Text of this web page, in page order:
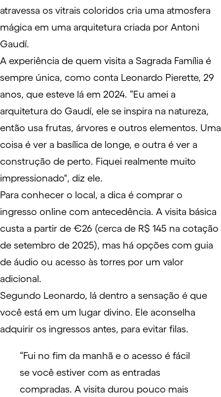
atravessa os vitrais coloridos cria uma atmosfera
mágica em uma arquitetura criada por Antoni
Gaudí.
A experiência de quem visita a Sagrada Família é
sempre única, como conta Leonardo Pierette, 29
anos, que esteve lá em 2024. “Eu amei a
arquitetura do Gaudí, ele se inspira na natureza,
então usa frutas, árvores e outros elementos. Uma
coisa é ver a basílica de longe, e outra é ver a
construção de perto. Fiquei realmente muito
impressionado", diz ele.
Para conhecer o local, a dica é comprar o
ingresso online com antecedência. A visita básica
custa a partir de €26 (cerca de R$ 145 na cotação
de setembro de 2025), mas há opções com guia
de áudio ou acesso às torres por um valor
adicional.
Segundo Leonardo, lá dentro a sensação é que
você está em um lugar divino. Ele aconselha
adquirir os ingressos antes, para evitar filas.
“Fui no fim da manhã e o acesso é fácil
se você estiver com as entradas
compradas. A visita durou pouco mais